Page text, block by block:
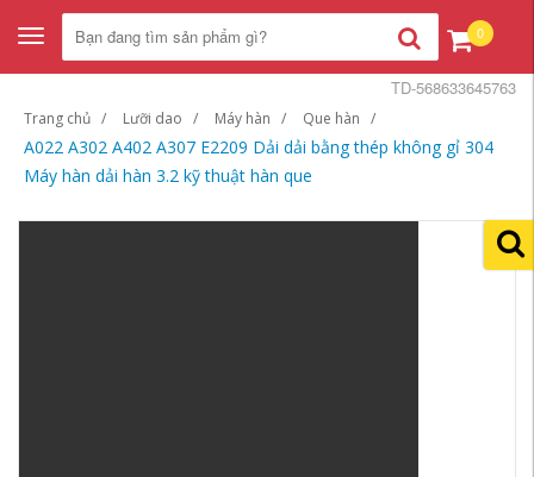
Toggle
navigation
0
Trang chủ Lưỡi dao Máy hàn Que hàn
A022 A302 A402 A307 E2209 Dải dải bằng thép không gỉ 304
Máy hàn dải hàn 3.2 kỹ thuật hàn que
TD-568633645763